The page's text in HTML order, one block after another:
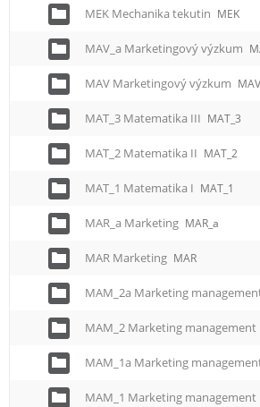
MEK Mechanika tekutin MEK
MAV_a Marketingový výzkum
MAV Marketingový výzkum MAV
MAT_3 Matematika III MAT_3
MAT_2 Matematika II MAT_2
MAT_1 Matematika I MAT_1
MAR_a Marketing MAR_a
MAR Marketing MAR
MAM_2a Marketing
MAM_2 Marketing management
MAM_1a Marketing
MAM_1 Marketing management